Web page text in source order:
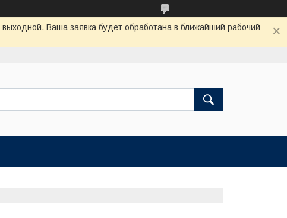
Ваша заявка будет обработана в ближайший рабочий